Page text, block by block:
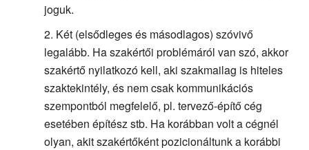
joguk.
Két (elsődleges és másodlagos) szóvivő
legalább. Ha szakértői problémáról van szó, akkor
szakértő nyilatkozó kell, aki szakmailag is hiteles
szaktekintély, és nem csak kommunikációs
szempontból megfelelő, pl. tervező-építő cég
esetében építész stb. Ha korábban volt a cégnél
olyan, akit szakértőként pozicionáltunk a korábbi